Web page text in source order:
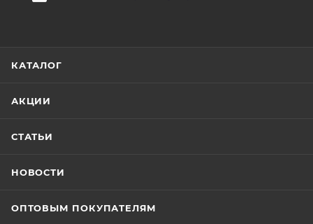
КАТАЛОГ
АКЦИИ
СТАТЬИ
НОВОСТИ
ОПТОВЫМ ПОКУПАТЕЛЯМ